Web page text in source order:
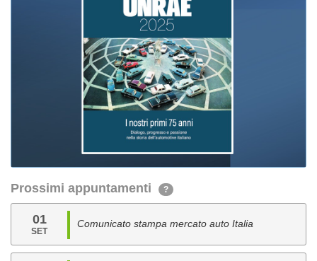
Prossimi appuntamenti ?
01
SET
Comunicato stampa mercato auto Italia